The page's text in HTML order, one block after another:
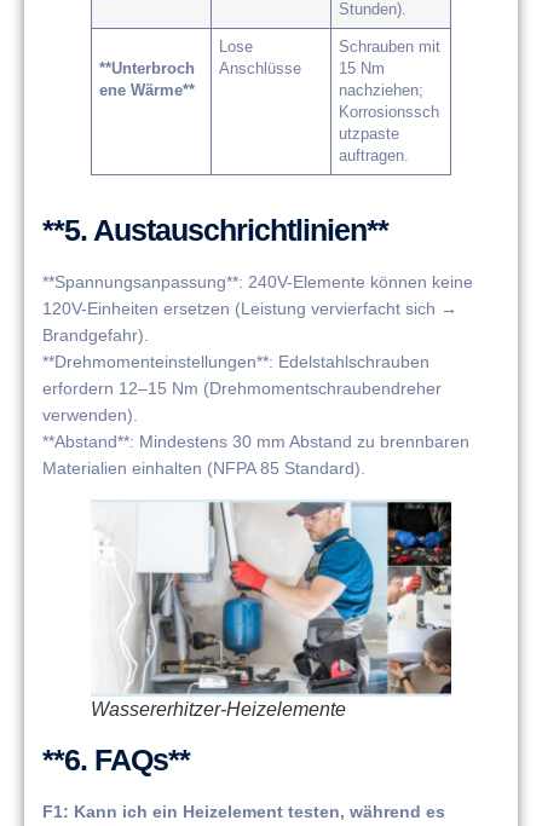
Stunden).
**Unterbroch
ene Wärme**
Lose
Anschlüsse
Schrauben mit
15 Nm
nachziehen;
Korrosionssch
utzpaste
auftragen.
**5. Austauschrichtlinien**
**Spannungsanpassung**: 240V-Elemente können keine
120V-Einheiten ersetzen (Leistung vervierfacht sich →
Brandgefahr).
**Drehmomenteinstellungen**: Edelstahlschrauben
erfordern 12–15 Nm (Drehmomentschraubendreher
verwenden).
**Abstand**: Mindestens 30 mm Abstand zu brennbaren
Materialien einhalten (NFPA 85 Standard).
Wassererhitzer-Heizelemente
**6. FAQs**
F1: Kann ich ein Heizelement testen, während es